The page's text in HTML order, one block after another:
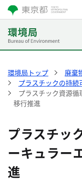
環境局トップ 廃棄
プラスチックの持
プラスチック資源
移行推進
プラスチッ
ーキュラー
進